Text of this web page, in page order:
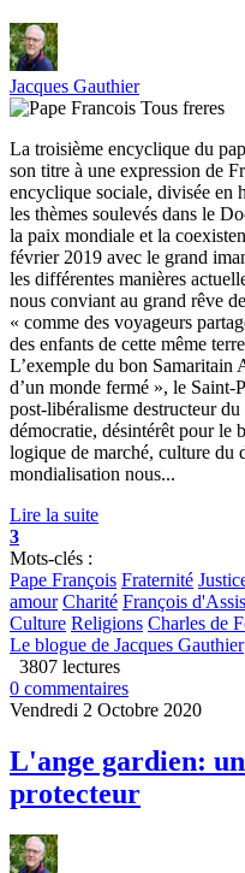
Jacques Gauthier
La troisième encyclique du
son titre à une expression de
encyclique sociale, divisée en
les thèmes soulevés dans le
la paix mondiale et la
février 2019 avec le grand
les différentes manières
nous conviant au grand rêve
« comme des voyageurs
des enfants de cette même
L’exemple du bon Samaritain
d’un monde fermé », le Saint-
post-libéralisme destructeur
démocratie, désintérêt pour le
logique de marché, culture du
mondialisation nous...
Lire la suite
3
Mots-clés :
Pape François Fraternité
amour Charité François
Culture Religions Charles de
Le blogue de Jacques Gauthier
3807 lectures
0 commentaires
Vendredi 2 Octobre 2020
L'ange gardien:
protecteur